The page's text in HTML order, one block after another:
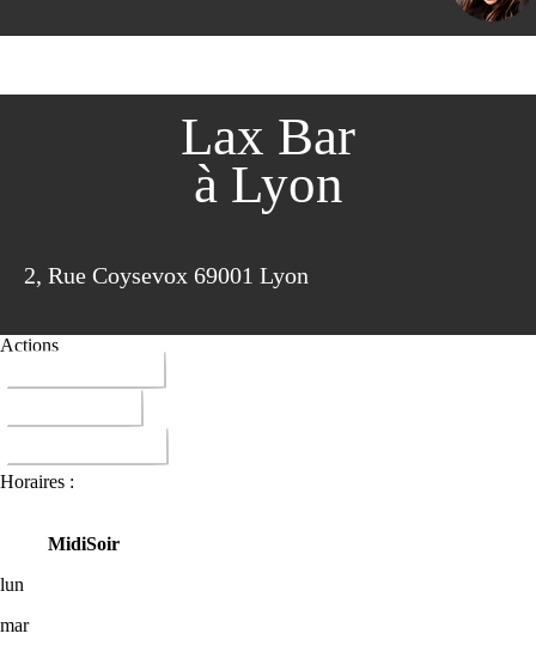
Lax Bar
à Lyon
2, Rue Coysevox 69001 Lyon
Actions
Horaires :
MidiSoir
lun
mar